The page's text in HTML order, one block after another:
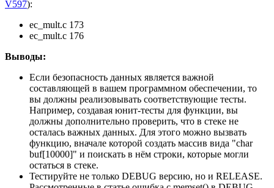
V597):
ec_mult.c 173
ec_mult.c 176
Выводы:
Если безопасность данных является важной
составляющей в вашем программном обеспечении, то
вы должны реализовывать соответствующие тесты.
Например, создавая юнит-тесты для функции, вы
должны дополнительно проверить, что в стеке не
осталась важных данных. Для этого можно вызвать
функцию, вначале которой создать массив вида "char
buf[10000]" и поискать в нём строки, которые могли
остаться в стеке.
Тестируйте не только DEBUG версию, но и RELEASE.